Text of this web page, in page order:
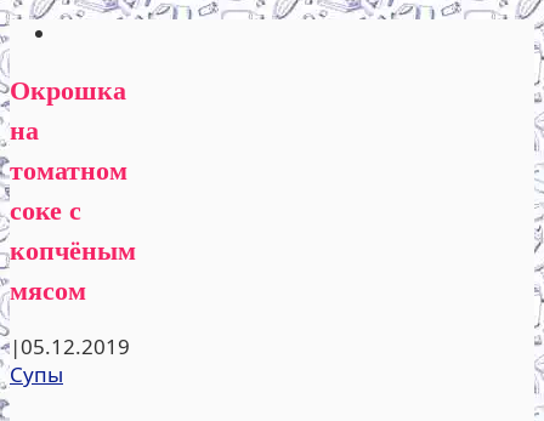
Окрошка
на
томатном
соке с
копчёным
мясом
|05.12.2019
Супы